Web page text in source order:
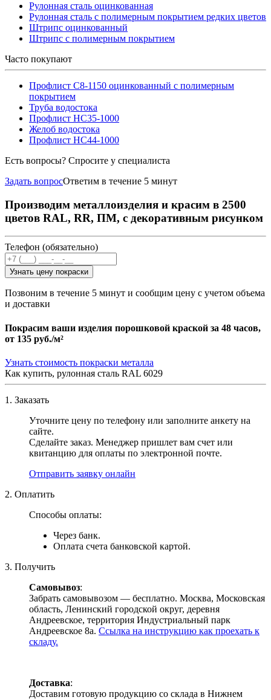
Рулонная сталь оцинкованная
Рулонная сталь с полимерным покрытием редких цветов
Штрипс оцинкованный
Штрипс с полимерным покрытием
Часто покупают
Профлист С8-1150 оцинкованный с полимерным
покрытием
Труба водостока
Профлист НС35-1000
Желоб водостока
Профлист НС44-1000
Есть вопросы? Спросите у специалиста
Задать вопросОтветим в течение 5 минут
Производим металлоизделия и красим в 2500
цветов RAL, RR, ПМ, с декоративным рисунком
Телефон (обязательно)
Узнать цену покраски
Позвоним в течение 5 минут и сообщим цену с учетом объема
и доставки
Покрасим ваши изделия порошковой краской за 48 часов,
от 135 руб./м²
Узнать стоимость покраски металла
Как купить, рулонная сталь RAL 6029
1. Заказать
Уточните цену по телефону или заполните анкету на
сайте.
Сделайте заказ. Менеджер пришлет вам счет или
квитанцию для оплаты по электронной почте.
Отправить заявку онлайн
2. Оплатить
Способы оплаты:
Через банк.
Оплата счета банковской картой.
3. Получить
Самовывоз:
Забрать самовывозом — бесплатно. Москва, Московская
область, Ленинский городской округ, деревня
Андреевское, территория Индустриальный парк
Андреевское 8а. Ссылка на инструкцию как проехать к
складу.
Доставка:
Доставим готовую продукцию со склада в Нижнем